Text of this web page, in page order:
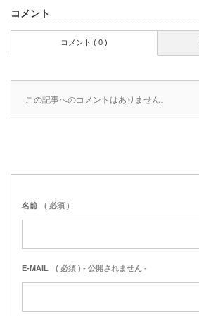
コメント
コメント ( 0 )
この記事へのコメントはありません。
名前 ( 必須 )
E-MAIL ( 必須 ) - 公開されません -